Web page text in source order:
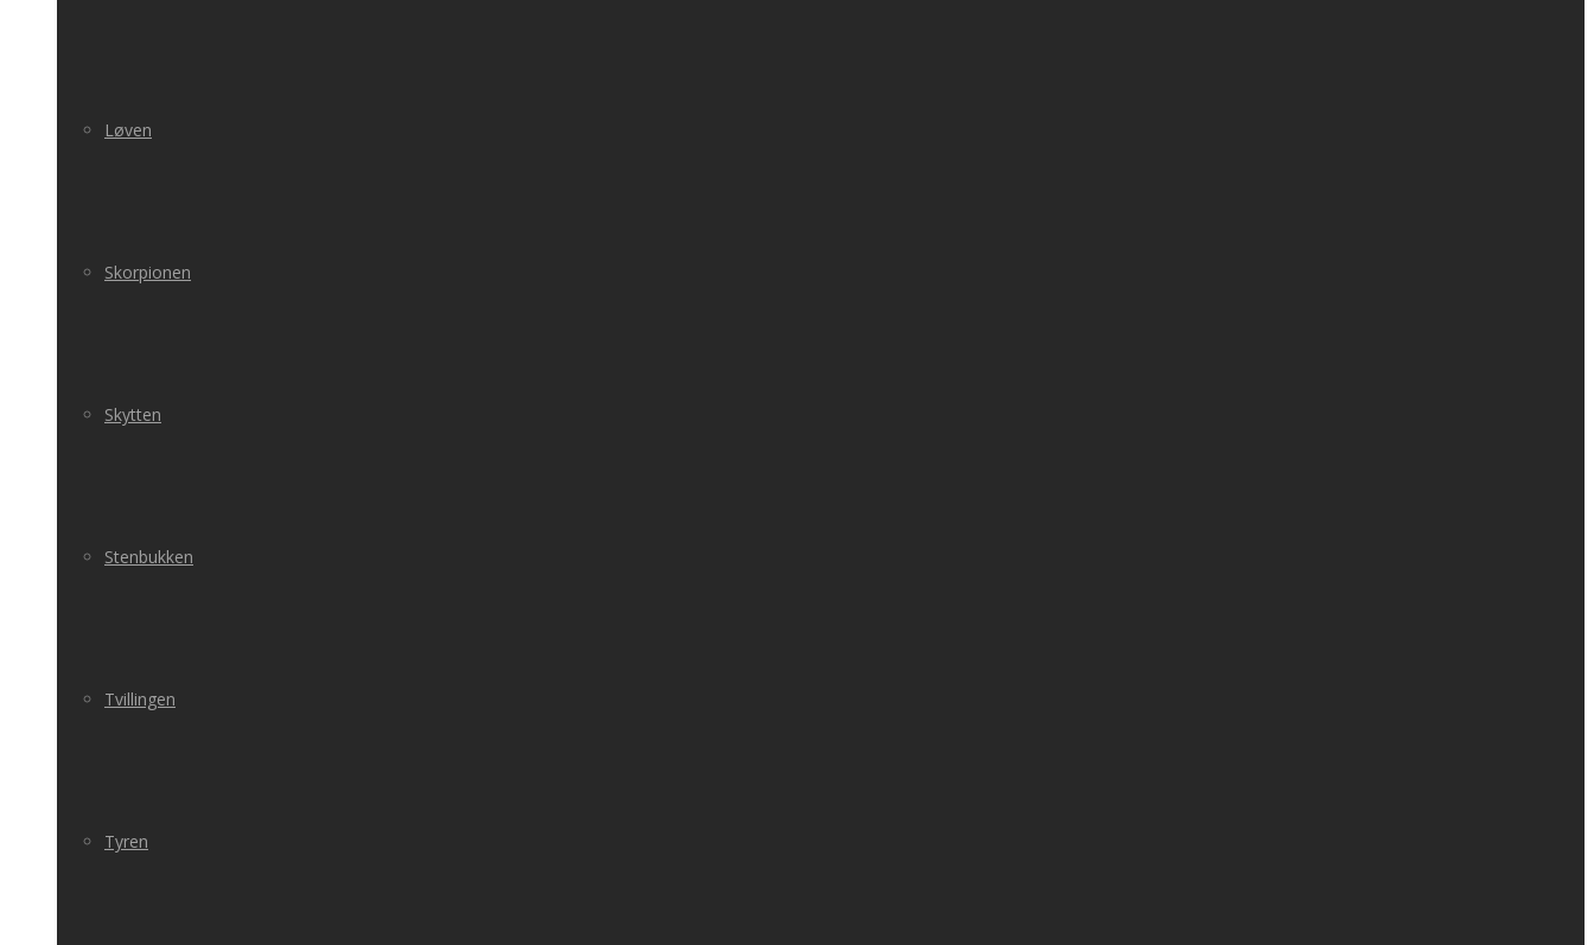
Løven
Skorpionen
Skytten
Stenbukken
Tvillingen
Tyren